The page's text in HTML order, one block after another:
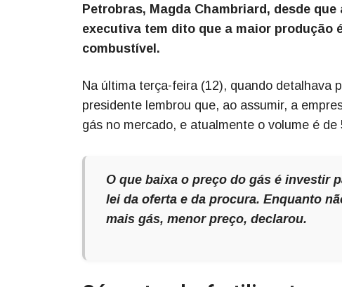
Petrobras, Magda Chambriard, desde
executiva tem dito que a maior produção
combustível.
Na última terça-feira (12), quando detalhava
presidente lembrou que, ao assumir, a
gás no mercado, e atualmente o volume é de
O que baixa o preço do gás é investir
lei da oferta e da procura. Enquanto
mais gás, menor preço, declarou.